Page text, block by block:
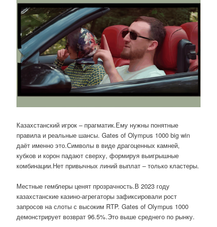
Казахстанский игрок – прагматик.Ему нужны понятные
правила и реальные шансы. Gates of Olympus 1000 big win
даёт именно это.Символы в виде драгоценных камней,
кубков и корон падают сверху, формируя выигрышные
комбинации.Нет привычных линий выплат – только кластеры.
Местные гемблеры ценят прозрачность.В 2023 году
казахстанские казино-агрегаторы зафиксировали рост
запросов на слоты с высоким RTP. Gates of Olympus 1000
демонстрирует возврат 96.5%.Это выше среднего по рынку.